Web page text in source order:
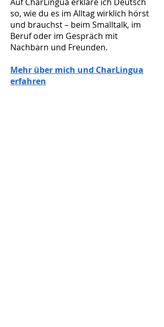
so, wie du es im Alltag wirklich hörst
und brauchst – beim Smalltalk, im
Beruf oder im Gespräch mit
Nachbarn und Freunden.
​Mehr über mich und CharLingua
erfahren